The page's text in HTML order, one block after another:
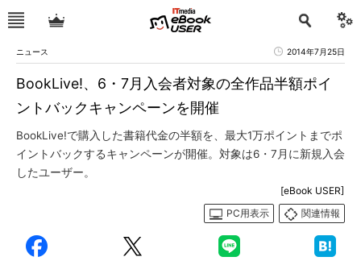
ニュース 2014年7月25日
BookLive!、6・7月入会者対象の全作品半額ポイ
ントバックキャンペーンを開催
BookLive!で購入した書籍代金の半額を、最大1万ポイントまでポ
イントバックするキャンペーンが開催。対象は6・7月に新規入会
したユーザー。
[eBook USER]
PC用表示
関連情報